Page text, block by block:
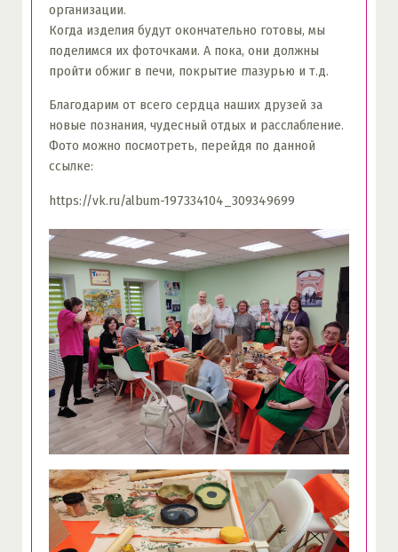
организации.
Когда изделия будут окончательно готовы, мы
поделимся их фоточками. А пока, они должны
пройти обжиг в печи, покрытие глазурью и т.д.
Благодарим от всего сердца наших друзей за
новые познания, чудесный отдых и расслабление.
Фото можно посмотреть, перейдя по данной
ссылке:
https://vk.ru/album-197334104_309349699